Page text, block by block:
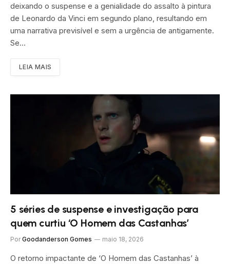
deixando o suspense e a genialidade do assalto à pintura
de Leonardo da Vinci em segundo plano, resultando em
uma narrativa previsível e sem a urgência de antigamente.
Se…
LEIA MAIS
5 séries de suspense e investigação para
quem curtiu ‘O Homem das Castanhas’
Por Goodanderson Gomes maio 18, 2026
O retorno impactante de ‘O Homem das Castanhas’ à